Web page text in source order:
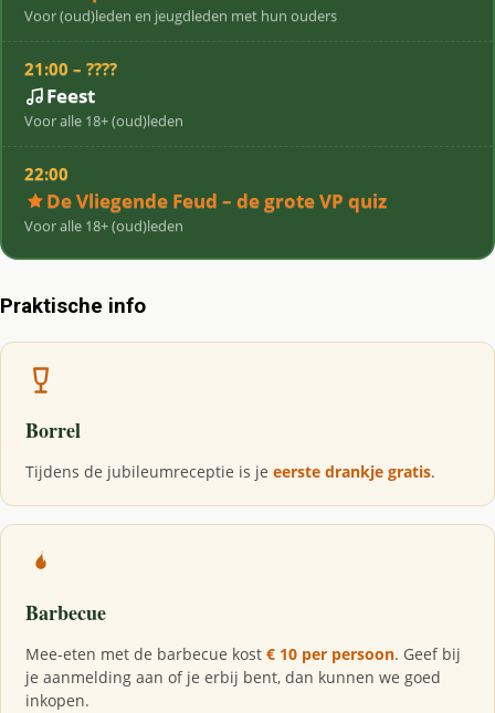
Voor (oud)leden en jeugdleden met hun ouders
21:00 – ????
Feest
Voor alle 18+ (oud)leden
22:00
De Vliegende Feud – de grote VP quiz
Voor alle 18+ (oud)leden
Praktische info
Borrel
Tijdens de jubileumreceptie is je eerste drankje gratis.
Barbecue
Mee-eten met de barbecue kost € 10 per persoon. Geef bij
je aanmelding aan of je erbij bent, dan kunnen we goed
inkopen.